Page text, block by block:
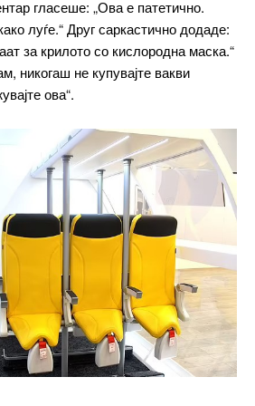
sit
tortor
dolor
text
ИЗБЕРЕТЕ ПЛАН
гласеше: „Ова е патетично.
луѓе.“ Друг саркастично додаде:
за крилото со кислородна маска.“
никогаш не купувајте вакви
ова“.